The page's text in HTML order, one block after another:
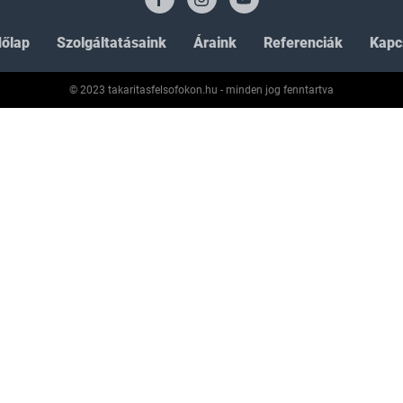
Szolgáltatásaink Áraink Referenciák
© 2023 takaritasfelsofokon.hu - minden jog fenntartva